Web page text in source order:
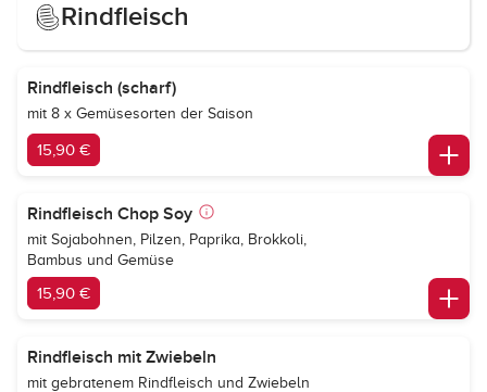
Rindfleisch
Rindfleisch (scharf)
mit 8 x Gemüsesorten der Saison
15,90 €
Rindfleisch Chop Soy
mit Sojabohnen, Pilzen, Paprika, Brokkoli,
Bambus und Gemüse
15,90 €
Rindfleisch mit Zwiebeln
mit gebratenem Rindfleisch und Zwiebeln